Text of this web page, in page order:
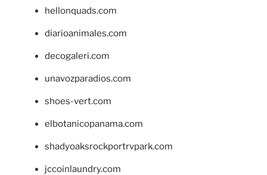
hellonquads.com
diarioanimales.com
decogaleri.com
unavozparadios.com
shoes-vert.com
elbotanicopanama.com
shadyoaksrockportrvpark.com
jccoinlaundry.com